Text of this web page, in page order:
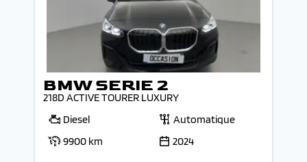
BMW SERIE 2
218D ACTIVE TOURER LUXURY
Diesel
Automatique
9900 km
2024